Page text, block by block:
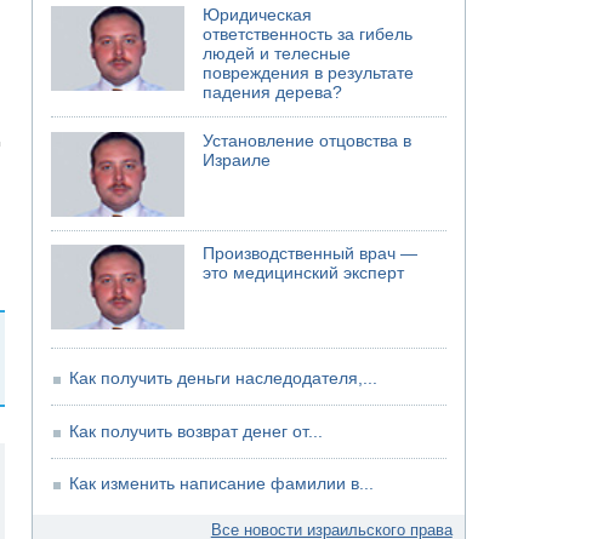
04.08.2026 08:45
Атака на склады в Подмосковье и
Ленинградской области
Юридическая
ответственность за гибель
людей и телесные
повреждения в результате
падения дерева?
Установление отцовства в
Израиле
Производственный врач —
это медицинский эксперт
Как получить деньги наследодателя,...
Как получить возврат денег от...
Как изменить написание фамилии в...
Все новости израильского права